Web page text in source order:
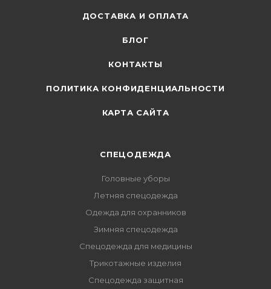
ДОСТАВКА И ОПЛАТА
БЛОГ
КОНТАКТЫ
ПОЛИТИКА КОНФИДЕНЦИАЛЬНОСТИ
КАРТА САЙТА
СПЕЦОДЕЖДА
Головные уборы
Летняя спецодежда
Одежда для охранников
Зимняя спецодежда
Спецодежда для медицины
Трикотажные изделия
Спецодежда защитная